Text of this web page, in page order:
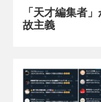
「天才編集者
故主義